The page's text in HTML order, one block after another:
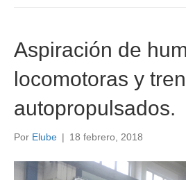
Aspiración de
locomotoras y
autopropulsados.
Por Elube | 18 febrero, 2018